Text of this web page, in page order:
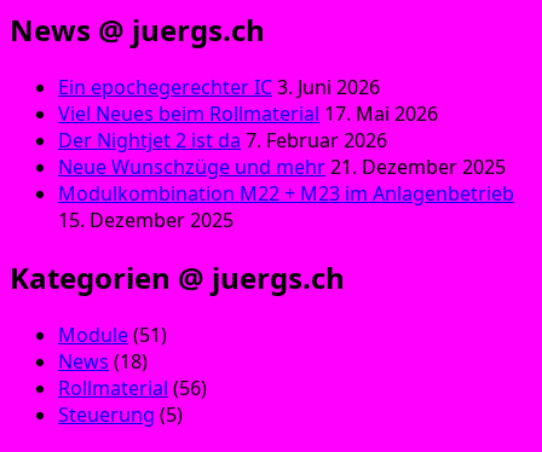
News @ juergs.ch
Ein epochegerechter IC3. Juni 2026
Viel Neues beim Rollmaterial 17. Mai 2026
Der Nightjet 2 ist da 7. Februar 2026
Neue Wunschzüge und mehr21. Dezember 2025
Modulkombination M22 + M23 im Anlagenbetrieb
15. Dezember 2025
Kategorien @ juergs.ch
Module(51)
News (18)
Rollmaterial (56)
Steuerung (5)